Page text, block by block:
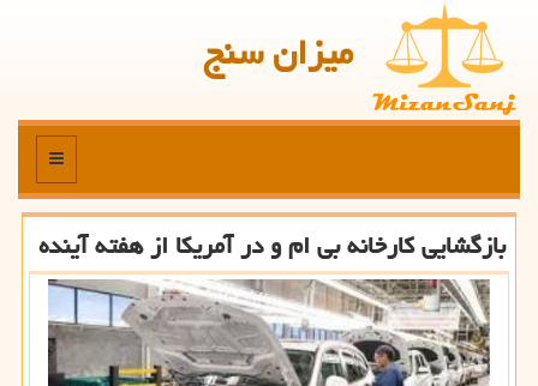
میزان سنج
منو
بازگشایی كارخانه بی ام و در آمریكا از هفته آینده